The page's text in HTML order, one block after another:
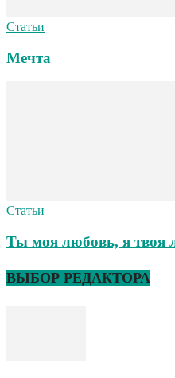
Статьи
Мечта
Статьи
Ты моя любовь, я твоя
ВЫБОР РЕДАКТОРА